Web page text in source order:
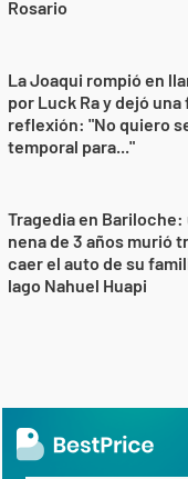
Rosario
La Joaqui rompió en
por Luck Ra y dejó
reflexión: "No quiero
temporal para..."
Tragedia en Bariloche:
nena de 3 años murió
caer el auto de su
lago Nahuel Huapi